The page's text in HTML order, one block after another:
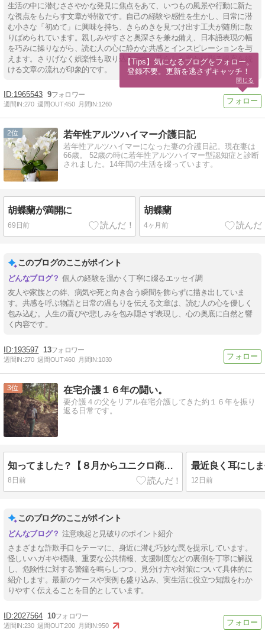
生活の中に潜むささやかな発見に焦点をあて、いつもの風景や行動に新た
な視点をもたらす文章が特徴です。自己の経験や感性を生かし、日常に潜
む小さな「初めて」に興味を持ち、きらめきを見つけ出す工夫が随所に散
りばめられています。親しみやすさと奥深さを兼ね備え、日本語表現の幅
を巧みに操りながら、読む人の心に静かな共感とインスピレーションを与
えます。さりげなく娯楽性も取り込みつつ、暮らしを豊かに彩る提案を続
ける文章の流れが印象的です。
1965543 9
週間IN:270 週間OUT:450 月間IN:1260
2 若年性アルツハイマー介護日記
若年性アルツハイマーになった妻の介護日記。現在妻は
66歳。 52歳の時に若年性アルツハイマー型認知症と診断
されました。14年間の生活を綴っています。
胡蝶蘭が満開に
69日前
胡蝶蘭
4ヶ月前
このブログのここがポイント
個人の経験を温かく丁寧に綴るエッセイ調
友人や家族との絆、病気や死と向き合う瞬間を飾らずに描き出していま
す。共感を呼ぶ物語と日常の温もりを伝える文章は、読む人の心を優しく
包み込む。人生の喜びや悲しみを包み隠さず表現し、心の奥底に自然と響
く内容です。
193597 13
週間IN:270 週間OUT:460 月間IN:1030
3 在宅介護１６年の闘い。
要介護４の父をリアル在宅介護してきた約１６年を振り
返る日常です。
知ってました？【８月からユニクロ商品が１着１０００円値上がりします！】
8日前 12日前
このブログのここがポイント
注意喚起と見破りのポイント紹介
さまざまな詐欺手口をテーマに、身近に潜む巧妙な罠を提示しています。
怪しいハガキや標識、重要な公共情報、支援制度などの裏側を丁寧に解説
し、危険性に対する警鐘を鳴らしつつ、見分け方や対策について具体的に
紹介します。最新のケースや実例も盛り込み、実生活に役立つ知識をわか
りやすく伝えることを目的としています。
2027564 10
週間IN:230 週間OUT:200 月間IN:950
【Tips】気になるブログをフォロー。
登録不要。更新を逃さずキャッチ！
閉じる